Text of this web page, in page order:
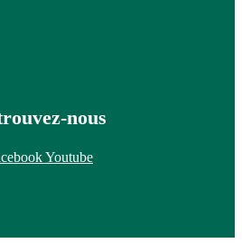
nous
Youtube